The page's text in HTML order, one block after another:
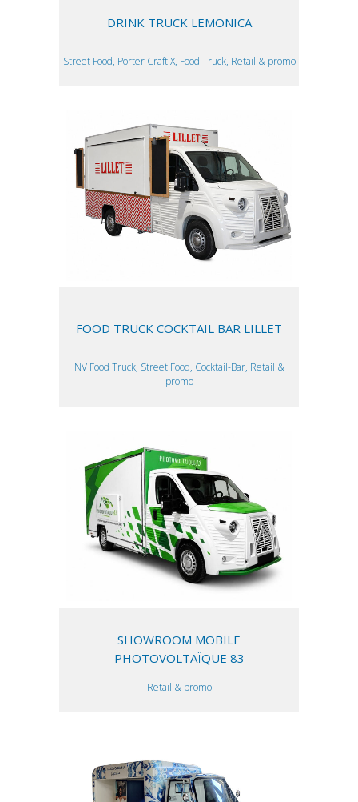
DRINK TRUCK LEMONICA
Street Food, Porter Craft X, Food Truck, Retail & promo
FOOD TRUCK COCKTAIL BAR LILLET
NV Food Truck, Street Food, Cocktail-Bar, Retail &
promo
SHOWROOM MOBILE
PHOTOVOLTAÏQUE 83
Retail & promo